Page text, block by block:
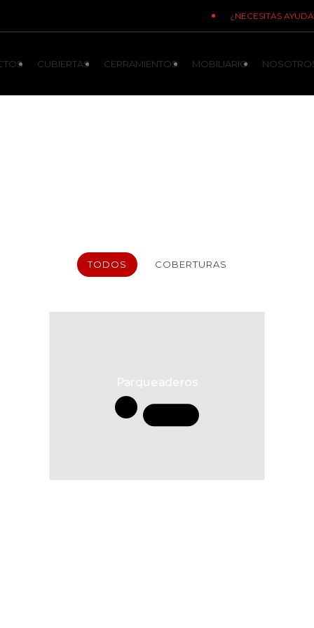
¿NECESITAS
CUBIERTAS CERRAMIENTOS MOBILIARIO
TODOS COBERTURAS
Parqueaderos